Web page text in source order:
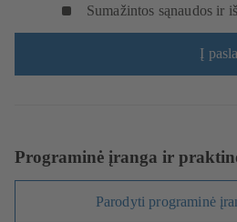
Sumažintos sąnaudos ir
Į
Programinė įranga ir
Parodyti programinė